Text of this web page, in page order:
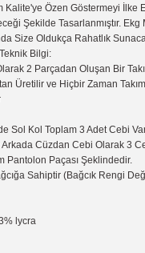
Özen Göstermeyi
Şekilde Tasarlanmıştır.
Size Oldukça Rahatlık
Bilgi:
2 Parçadan Oluşan Bir
Üretilir ve Hiçbir Zaman
Sol Kol Toplam 3 Adet Cebi
Cüzdan Cebi Olarak 3
Pantolon Paçası Şeklindedir.
Sahiptir (Bağcık Rengi
lycra